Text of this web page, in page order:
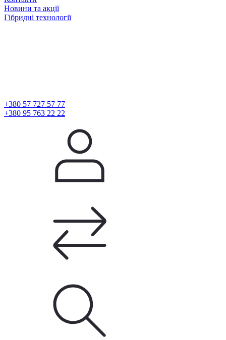
Новини та акції
Гібридні технології
+380 57 727 57 77
+380 95 763 22 22